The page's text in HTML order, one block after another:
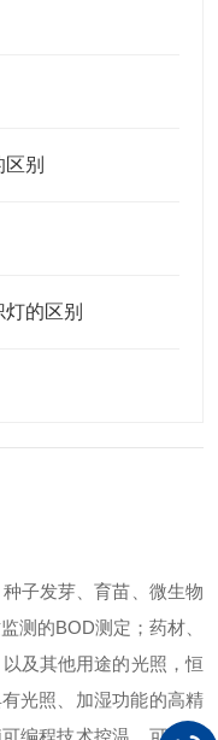
别
的区别
子发芽、育苗、微生物
测的BOD测定；药材、
及其他用途的光照，恒
光照、加湿功能的高精
编程技术控温，可设置